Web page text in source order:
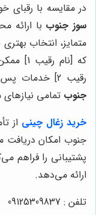
در مقایسه با رقبای خود
سوز جنوب با ارائه
متمایز، انتخاب
که [نام
رقیب 2] خدمات پس از فروش مناسبی ارائه ندهد،
جنوب تمامی نیازهای
خرید زغال چینی از
جنوب امکان
پشتیبانی را فراهم
ارائه می‌دهد.
تلفن : 09125309837